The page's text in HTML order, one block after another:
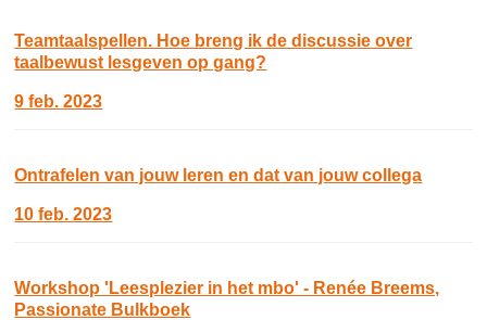
Teamtaalspellen. Hoe breng ik de discussie over
taalbewust lesgeven op gang?
9 feb. 2023
Ontrafelen van jouw leren en dat van jouw collega
10 feb. 2023
Workshop 'Leesplezier in het mbo' - Renée Breems,
Passionate Bulkboek